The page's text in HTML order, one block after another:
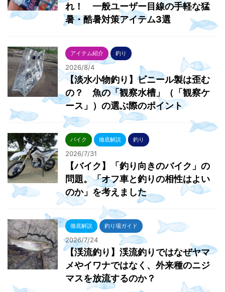
れ！ 一般ユーザー目線の手軽な猛
暑・酷暑対策アイテム3選
アイテム紹介 釣り
2026/8/4
【淡水小物釣り】ビニール製は歪む
の？ 魚の「観察水槽」（「観察ケ
ース」）の選ぶ際のポイント
バイク 徹底解説 釣り
2026/7/31
【バイク】「釣り向きのバイク」の
問題。「オフ車と釣りの相性はよい
のか」を考えました
徹底解説 釣り場ガイド
2026/7/24
【渓流釣り】渓流釣りではなぜヤマ
メやイワナではなく、外来種のニジ
マスを放流するのか？